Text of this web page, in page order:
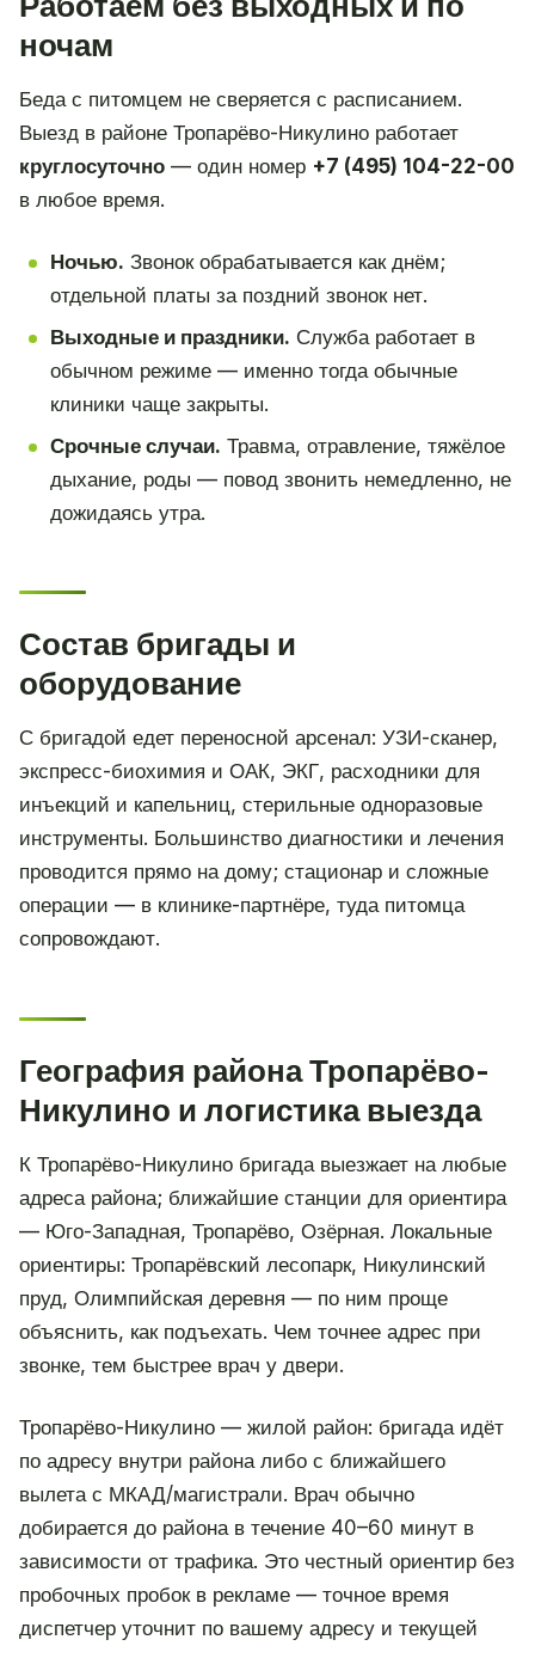
ночам
Беда с питомцем не сверяется с расписанием.
Выезд в районе Тропарёво-Никулино работает
круглосуточно — один номер +7 (495) 104-22-00
в любое время.
Ночью. Звонок обрабатывается как днём;
отдельной платы за поздний звонок нет.
Выходные и праздники. Служба работает в
обычном режиме — именно тогда обычные
клиники чаще закрыты.
Срочные случаи. Травма, отравление, тяжёлое
дыхание, роды — повод звонить немедленно, не
дожидаясь утра.
Состав бригады и
оборудование
С бригадой едет переносной арсенал: УЗИ-сканер,
экспресс-биохимия и ОАК, ЭКГ, расходники для
инъекций и капельниц, стерильные одноразовые
инструменты. Большинство диагностики и лечения
проводится прямо на дому; стационар и сложные
операции — в клинике-партнёре, туда питомца
сопровождают.
География района Тропарёво-
Никулино и логистика выезда
К Тропарёво-Никулино бригада выезжает на любые
адреса района; ближайшие станции для ориентира
— Юго-Западная, Тропарёво, Озёрная. Локальные
ориентиры: Тропарёвский лесопарк, Никулинский
пруд, Олимпийская деревня — по ним проще
объяснить, как подъехать. Чем точнее адрес при
звонке, тем быстрее врач у двери.
Тропарёво-Никулино — жилой район: бригада идёт
по адресу внутри района либо с ближайшего
вылета с МКАД/магистрали. Врач обычно
добирается до района в течение 40–60 минут в
зависимости от трафика. Это честный ориентир без
пробочных пробок в рекламе — точное время
диспетчер уточнит по вашему адресу и текущей